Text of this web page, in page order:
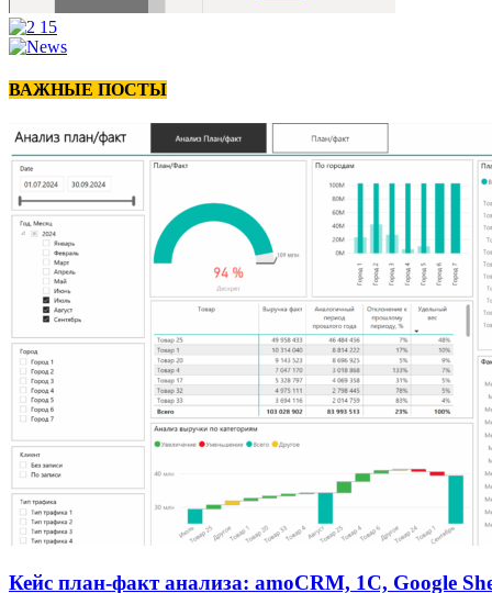
ВАЖНЫЕ ПОСТЫ
Кейс план-факт анализа: amoCRM, 1C, Google